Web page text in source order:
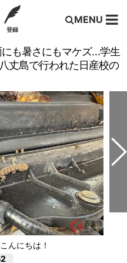
登録
MENU
も暑さにもマケズ…学生
丈島で行われた日産校の
んにちは！